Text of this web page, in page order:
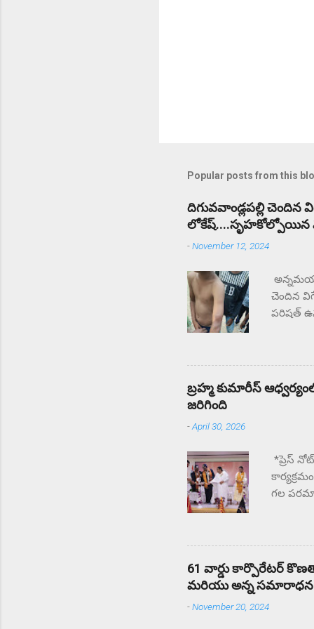
Popular posts from this
దిగువవాండ్లపల్లి
లోకేష్....సృహకోల్పోయిన
-November 12, 2024
చెందిన
పరిషత్
బ్రహ్మ కుమారీస్
జరిగింది
-April 30, 2026
*ప్రెస్
గల
కుమారిస్
జవాన్లు
61 వార్డు కార్పొరేటర్
మరియు అన్న సమారాధన
-November 20, 2024